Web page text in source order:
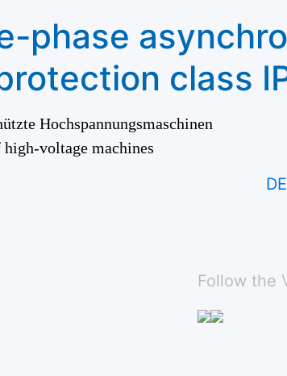
phase
class
Hochspannungsmaschinen
voltage machines
DE
Follow the